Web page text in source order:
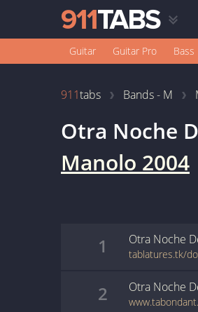
Guitar Guitar Pro Bass
911tabs Bands - M
Otra Noche
Manolo 2004
1 Otra Noche
tablatures.tk/
2 Otra Noche